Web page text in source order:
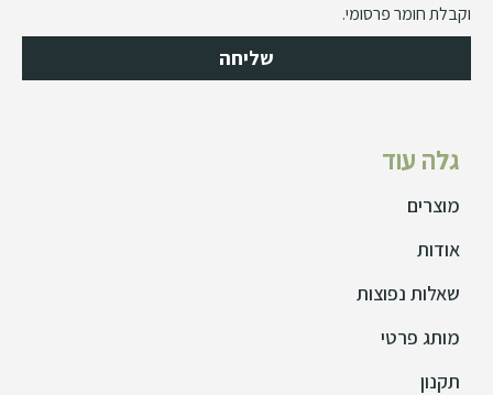
גלה עוד
מוצרים
אודות
שאלות נפוצות
מותג פרטי
תקנון
וקבלת חומר פרסומי.
שליחה